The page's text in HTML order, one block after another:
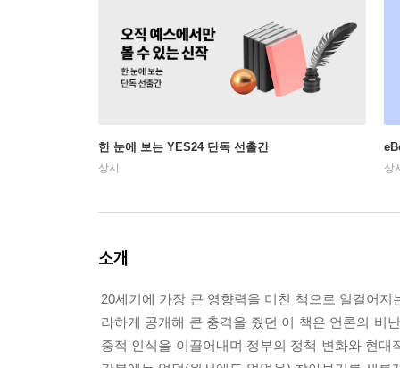
한 눈에 보는 YES24 단독 선출간
상시 상
소개
20세기에 가장 큰 영향력을 미친 책으로 일컬어
라하게 공개해 큰 충격을 줬던 이 책은 언론의 비
중적 인식을 이끌어내며 정부의 정책 변화와 현